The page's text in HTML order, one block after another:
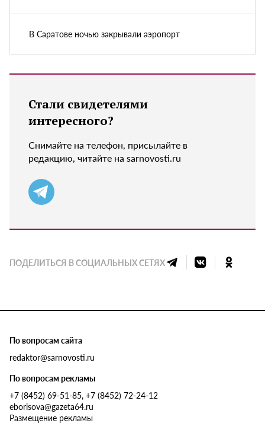
В Саратове ночью закрывали аэропорт
Стали свидетелями
интересного?
Снимайте на телефон, присылайте в
редакцию, читайте на sarnovosti.ru
ПОДЕЛИТЬСЯ В СОЦИАЛЬНЫХ СЕТЯХ
По вопросам сайта
redaktor@sarnovosti.ru
По вопросам рекламы
+7 (8452) 69-51-85, +7 (8452) 72-24-12
eborisova@gazeta64.ru
Размещение рекламы